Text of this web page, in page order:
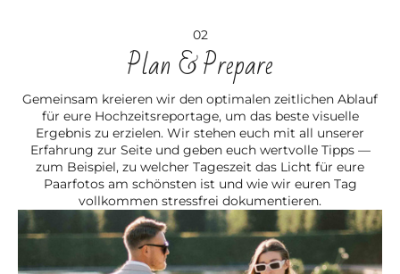
02
Plan & Prepare
Gemeinsam kreieren wir den optimalen zeitlichen Ablauf
für eure Hochzeitsreportage, um das beste visuelle
Ergebnis zu erzielen. Wir stehen euch mit all unserer
Erfahrung zur Seite und geben euch wertvolle Tipps —
zum Beispiel, zu welcher Tageszeit das Licht für eure
Paarfotos am schönsten ist und wie wir euren Tag
vollkommen stressfrei dokumentieren.